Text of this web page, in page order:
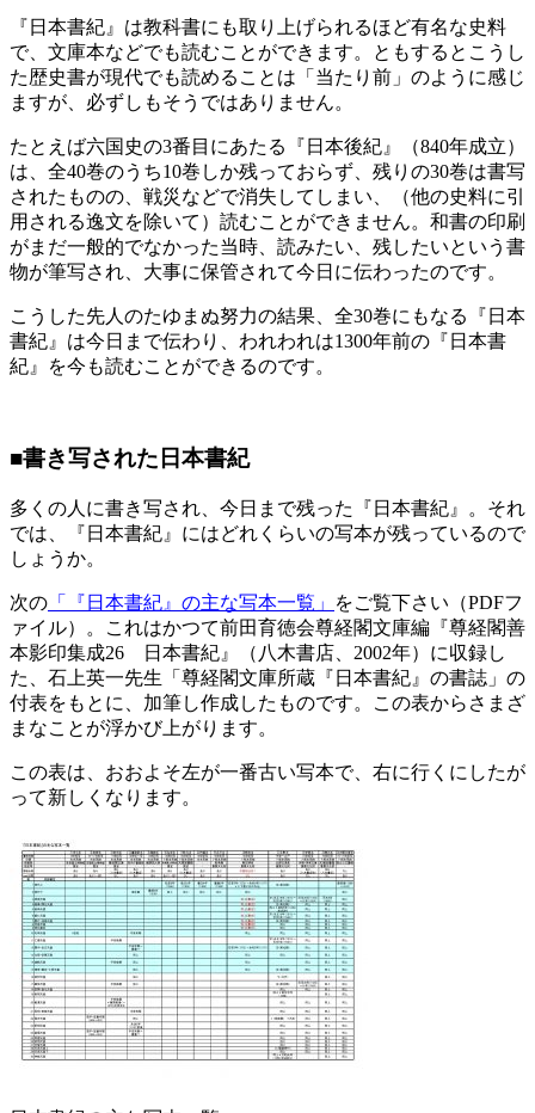
『日本書紀』は教科書にも取り上げられるほど有名な史料
で、文庫本などでも読むことができます。ともするとこうし
た歴史書が現代でも読めることは「当たり前」のように感じ
ますが、必ずしもそうではありません。
たとえば六国史の3番目にあたる『日本後紀』（840年成立）
は、全40巻のうち10巻しか残っておらず、残りの30巻は書写
されたものの、戦災などで消失してしまい、（他の史料に引
用される逸文を除いて）読むことができません。和書の印刷
がまだ一般的でなかった当時、読みたい、残したいという書
物が筆写され、大事に保管されて今日に伝わったのです。
こうした先人のたゆまぬ努力の結果、全30巻にもなる『日本
書紀』は今日まで伝わり、われわれは1300年前の『日本書
紀』を今も読むことができるのです。
■書き写された日本書紀
多くの人に書き写され、今日まで残った『日本書紀』。それ
では、『日本書紀』にはどれくらいの写本が残っているので
しょうか。
次の 「『日本書紀』の主な写本一覧」
をご覧下さい（PDFフ
ァイル）。これはかつて前田育徳会尊経閣文庫編『尊経閣善
本影印集成26 日本書紀』（八木書店、2002年）に収録し
た、石上英一先生「尊経閣文庫所蔵『日本書紀』の書誌」の
付表をもとに、加筆し作成したものです。この表からさまざ
まなことが浮かび上がります。
この表は、おおよそ左が一番古い写本で、右に行くにしたが
って新しくなります。